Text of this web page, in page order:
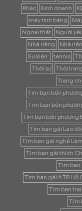
Nhà riêng
Nhà
Sự kiện:
tennis
Thời sự
Thời
Trang
Tìm bạn bốn
Tìm bạn bốn
Tìm bạn bốn phương
Tìm bạn gái Lao
Tìm bạn gái nghề
Tìm bạn gái thích
Tìm bạn
Tìm bạn gái ở TP Hồ
Tìm bạn trai
Tìm
Tìm
Tìm bạn trai
Tìm bạn trai thích
Tìm bạn trai